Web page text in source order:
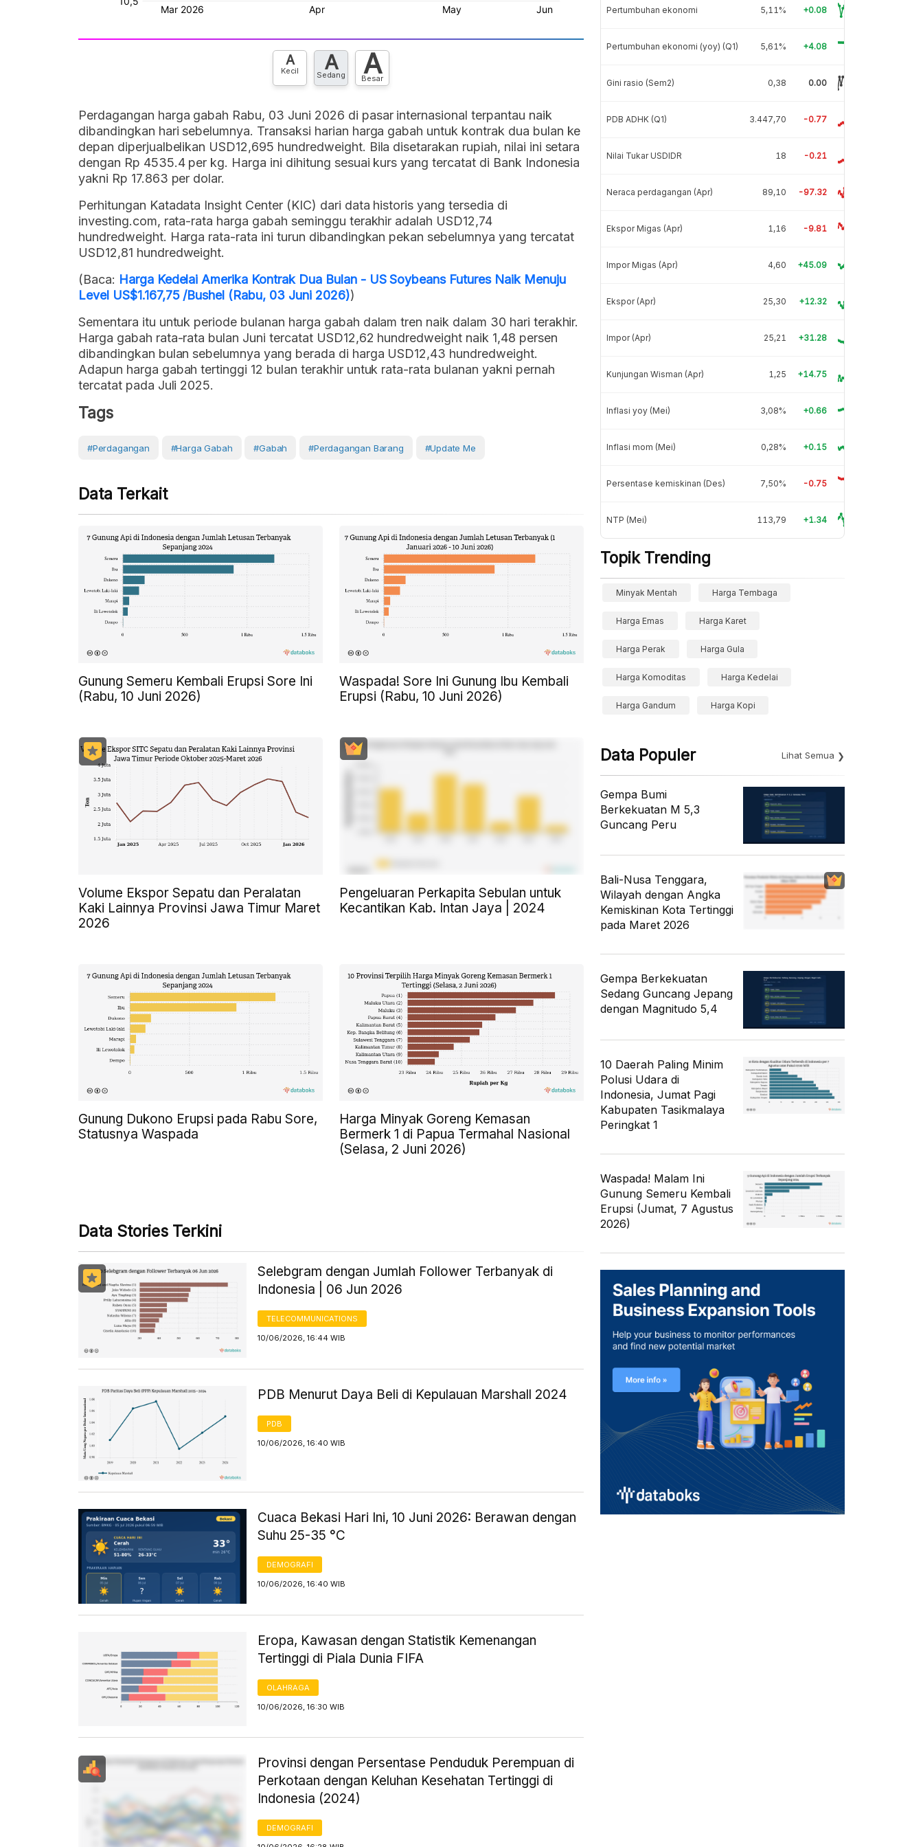
A
Kecil A
Sedang A
Besar
Perdagangan harga gabah Rabu, 03 Juni 2026 di pasar internasional terpantau naik
dibandingkan hari sebelumnya. Transaksi harian harga gabah untuk kontrak dua bulan ke
depan diperjualbelikan USD12,695 hundredweight. Bila disetarakan rupiah, nilai ini setara
dengan Rp 4535.4 per kg. Harga ini dihitung sesuai kurs yang tercatat di Bank Indonesia
yakni Rp 17.863 per dolar.
Perhitungan Katadata Insight Center (KIC) dari data historis yang tersedia di
investing.com, rata-rata harga gabah seminggu terakhir adalah USD12,74
hundredweight. Harga rata-rata ini turun dibandingkan pekan sebelumnya yang tercatat
USD12,81 hundredweight.
(Baca: Harga Kedelai Amerika Kontrak Dua Bulan - US Soybeans Futures Naik Menuju
Level US$1.167,75 /Bushel (Rabu, 03 Juni 2026))
Sementara itu untuk periode bulanan harga gabah dalam tren naik dalam 30 hari terakhir.
Harga gabah rata-rata bulan Juni tercatat USD12,62 hundredweight naik 1,48 persen
dibandingkan bulan sebelumnya yang berada di harga USD12,43 hundredweight.
Adapun harga gabah tertinggi 12 bulan terakhir untuk rata-rata bulanan yakni pernah
tercatat pada Juli 2025.
Tags
#Perdagangan #Harga Gabah #gabah #perdagangan Barang #Update Me
Data Terkait
Gunung Semeru Kembali Erupsi Sore Ini
(Rabu, 10 Juni 2026)
Waspada! Sore Ini Gunung Ibu Kembali
Erupsi (Rabu, 10 Juni 2026)
Volume Ekspor Sepatu dan Peralatan
Kaki Lainnya Provinsi Jawa Timur Maret
2026
Pengeluaran Perkapita Sebulan untuk
Kecantikan Kab. Intan Jaya | 2024
Gunung Dukono Erupsi pada Rabu Sore,
Statusnya Waspada
Harga Minyak Goreng Kemasan
Bermerk 1 di Papua Termahal Nasional
(Selasa, 2 Juni 2026)
Data Stories Terkini
Selebgram dengan Jumlah Follower Terbanyak di
Indonesia | 06 Jun 2026
TELECOMMUNICATIONS
10/06/2026, 16:44 WIB
PDB Menurut Daya Beli di Kepulauan Marshall 2024
PDB
10/06/2026, 16:40 WIB
Cuaca Bekasi Hari Ini, 10 Juni 2026: Berawan dengan
Suhu 25-35 °C
DEMOGRAFI
10/06/2026, 16:40 WIB
Eropa, Kawasan dengan Statistik Kemenangan
Tertinggi di Piala Dunia FIFA
OLAHRAGA
10/06/2026, 16:30 WIB
Provinsi dengan Persentase Penduduk Perempuan di
Perkotaan dengan Keluhan Kesehatan Tertinggi di
Indonesia (2024)
DEMOGRAFI
Pertumbuhan ekonomi 5,11% +0.08
Pertumbuhan ekonomi (yoy) (Q1) 5,61% +4.08
Gini rasio (Sem2) 0,38 0.00
PDB ADHK (Q1) 3.447,70 -0.77
Nilai Tukar USDIDR 18 -0.21
Neraca perdagangan (Apr) 89,10 -97.32
Ekspor Migas (Apr) 1,16 -9.81
Impor Migas (Apr) 4,60 +45.09
Ekspor (Apr) 25,30 +12.32
Impor (Apr) 25,21 +31.28
Kunjungan Wisman (Apr) 1,25 +14.75
Inflasi yoy (Mei) 3,08% +0.66
Inflasi mom (Mei) 0,28% +0.15
Persentase kemiskinan (Des) 7,50% -0.75
NTP (Mei) 113,79 +1.34
Topik Trending
Minyak Mentah Harga Tembaga
Harga Emas Harga Karet
Harga Perak Harga Gula
Harga Komoditas Harga Kedelai
Harga Gandum Harga Kopi
Data Populer Lihat Semua
Gempa Bumi
Berkekuatan M 5,3
Guncang Peru
Bali-Nusa Tenggara,
Wilayah dengan Angka
Kemiskinan Kota Tertinggi
pada Maret 2026
Gempa Berkekuatan
Sedang Guncang Jepang
dengan Magnitudo 5,4
10 Daerah Paling Minim
Polusi Udara di
Indonesia, Jumat Pagi
Kabupaten Tasikmalaya
Peringkat 1
Waspada! Malam Ini
Gunung Semeru Kembali
Erupsi (Jumat, 7 Agustus
2026)